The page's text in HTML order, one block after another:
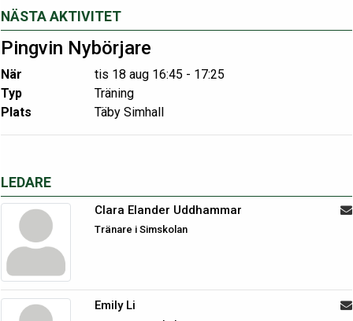
NÄSTA AKTIVITET
Pingvin Nybörjare
När
tis 18 aug 16:45 - 17:25
Typ
Träning
Plats
Täby Simhall
LEDARE
Clara Elander Uddhammar
Tränare i Simskolan
Emily Li